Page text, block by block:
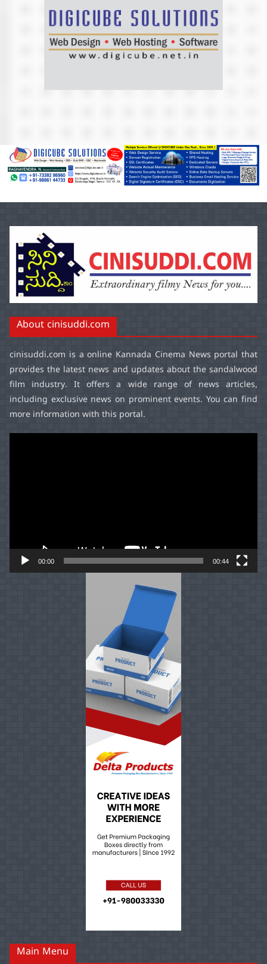
About cinisuddi.com
cinisuddi.com is a online Kannada Cinema News portal that
provides the latest news and updates about the sandalwood
film industry. It offers a wide range of news articles,
including exclusive news on prominent events. You can find
more information with this portal.
00:00 00:44
Main Menu